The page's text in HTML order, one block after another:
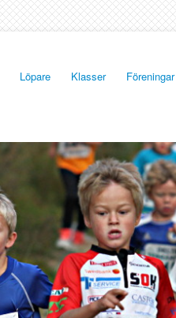
Löpare Klasser Föreningar